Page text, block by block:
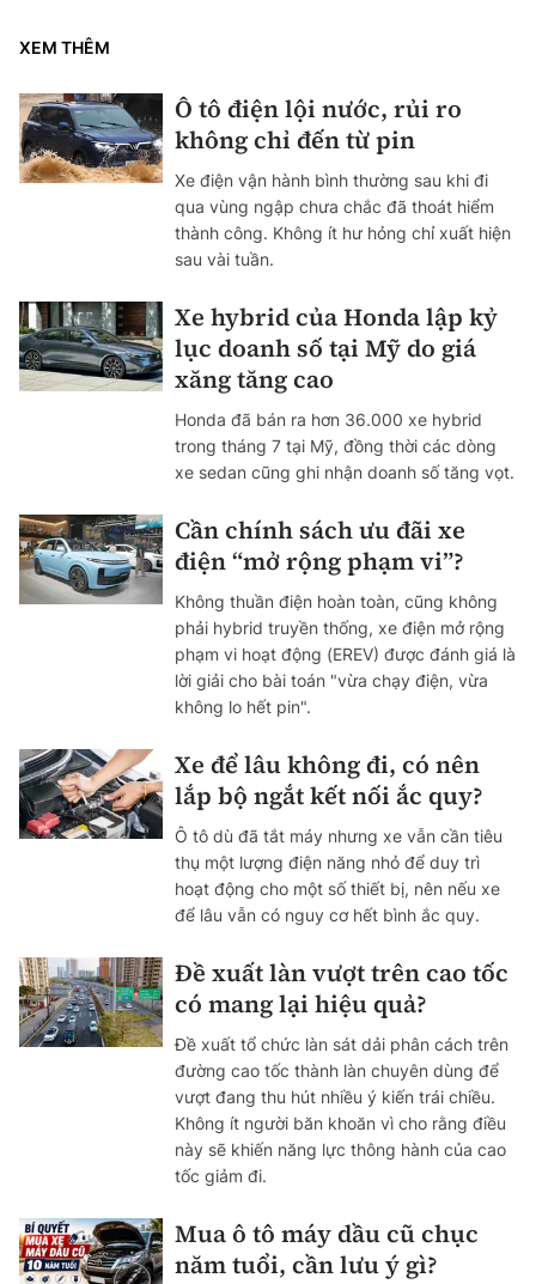
XEM THÊM
Ô tô điện lội nước, rủi ro
không chỉ đến từ pin
Xe điện vận hành bình thường sau khi đi
qua vùng ngập chưa chắc đã thoát hiểm
thành công. Không ít hư hỏng chỉ xuất hiện
sau vài tuần.
Xe hybrid của Honda lập kỷ
lục doanh số tại Mỹ do giá
xăng tăng cao
Honda đã bán ra hơn 36.000 xe hybrid
trong tháng 7 tại Mỹ, đồng thời các dòng
xe sedan cũng ghi nhận doanh số tăng vọt.
Cần chính sách ưu đãi xe
điện “mở rộng phạm vi”?
Không thuần điện hoàn toàn, cũng không
phải hybrid truyền thống, xe điện mở rộng
phạm vi hoạt động (EREV) được đánh giá là
lời giải cho bài toán "vừa chạy điện, vừa
không lo hết pin".
Xe để lâu không đi, có nên
lắp bộ ngắt kết nối ắc quy?
Ô tô dù đã tắt máy nhưng xe vẫn cần tiêu
thụ một lượng điện năng nhỏ để duy trì
hoạt động cho một số thiết bị, nên nếu xe
để lâu vẫn có nguy cơ hết bình ắc quy.
Đề xuất làn vượt trên cao tốc
có mang lại hiệu quả?
Đề xuất tổ chức làn sát dải phân cách trên
đường cao tốc thành làn chuyên dùng để
vượt đang thu hút nhiều ý kiến trái chiều.
Không ít người băn khoăn vì cho rằng điều
này sẽ khiến năng lực thông hành của cao
tốc giảm đi.
Mua ô tô máy dầu cũ chục
năm tuổi, cần lưu ý gì?